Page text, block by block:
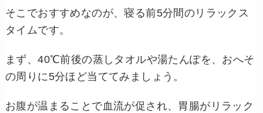
そこでおすすめなのが、寝る前5分間のリラックス
タイムです。
まず、40℃前後の蒸しタオルや湯たんぽを、おへそ
の周りに5分ほど当ててみましょう。
お腹が温まることで血流が促され、胃腸がリラック